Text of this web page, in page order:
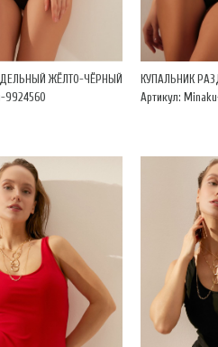
ЖЁЛТО-ЧЁРНЫЙ
9924560
КУПАЛЬНИК
Артикул: